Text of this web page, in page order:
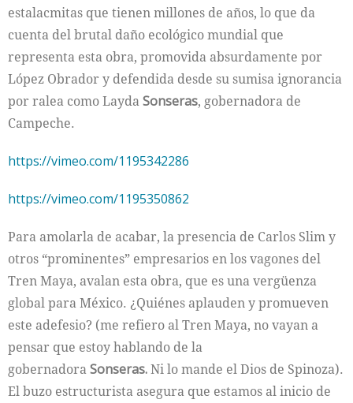
estalacmitas que tienen millones de años, lo que da
cuenta del brutal daño ecológico mundial que
representa esta obra, promovida absurdamente por
López Obrador y defendida desde su sumisa ignorancia
por ralea como LaydaSonseras, gobernadora de
Campeche.
https://vimeo.com/1195342286
https://vimeo.com/1195350862
Para amolarla de acabar, la presencia de Carlos Slim y
otros “prominentes” empresarios en los vagones del
Tren Maya, avalan esta obra, que es una vergüenza
global para México. ¿Quiénes aplauden y promueven
este adefesio? (me refiero al Tren Maya, no vayan a
pensar que estoy hablando de la
gobernadoraSonseras.Ni lo mande el Dios de Spinoza).
El buzo estructurista asegura que estamos al inicio de